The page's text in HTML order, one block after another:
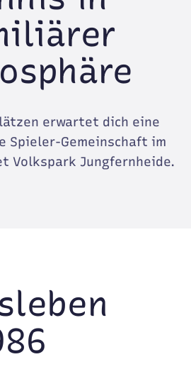
erwartet dich eine
Spieler-Gemeinschaft im
Volkspark Jungfernheide.